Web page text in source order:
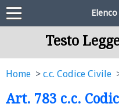
Testo
Home c.c. Codice Civile
Art. 783 c.c.